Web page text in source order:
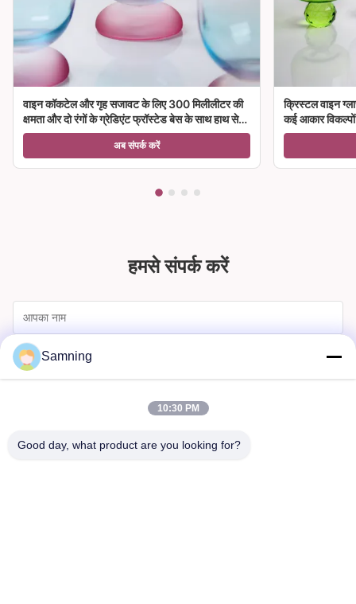
वाइन कॉकटेल और गृह सजावट के लिए 300 मिलीलीटर की
क्षमता और दो रंगों के ग्रेडिएंट फ्रॉस्टेड बेस के साथ हाथ से
उड़ा क्रिस्टल वाइन ग्लास गॉब्लेट
अब संपर्क करें
क्रिस्टल वाइन
कई आकार विकल्पों
हमसे संपर्क करें
Samning
10:30 PM
Good day, what product are you looking for?